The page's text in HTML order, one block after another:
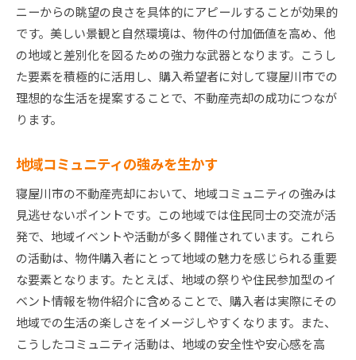
ニーからの眺望の良さを具体的にアピールすることが効果的
です。美しい景観と自然環境は、物件の付加価値を高め、他
の地域と差別化を図るための強力な武器となります。こうし
た要素を積極的に活用し、購入希望者に対して寝屋川市での
理想的な生活を提案することで、不動産売却の成功につなが
ります。
地域コミュニティの強みを生かす
寝屋川市の不動産売却において、地域コミュニティの強みは
見逃せないポイントです。この地域では住民同士の交流が活
発で、地域イベントや活動が多く開催されています。これら
の活動は、物件購入者にとって地域の魅力を感じられる重要
な要素となります。たとえば、地域の祭りや住民参加型のイ
ベント情報を物件紹介に含めることで、購入者は実際にその
地域での生活の楽しさをイメージしやすくなります。また、
こうしたコミュニティ活動は、地域の安全性や安心感を高